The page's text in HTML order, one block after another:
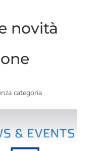
novità
categoria